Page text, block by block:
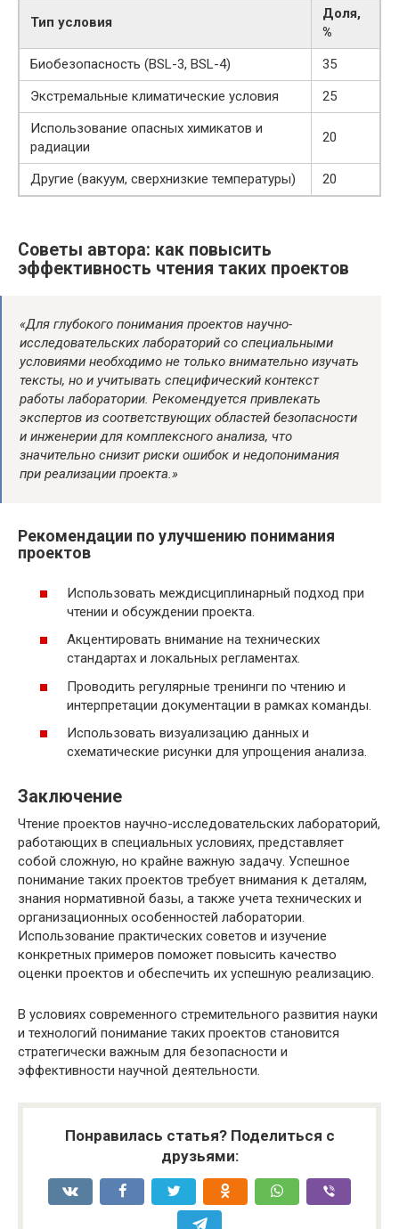
Тип условия
Доля,
%
Биобезопасность (BSL-3, BSL-4)
35
Экстремальные климатические условия
25
Использование опасных химикатов и
радиации
20
Другие (вакуум, сверхнизкие температуры) 20
Советы автора: как повысить
эффективность чтения таких проектов
«Для глубокого понимания проектов научно-
исследовательских лабораторий со специальными
условиями необходимо не только внимательно изучать
тексты, но и учитывать специфический контекст
работы лаборатории. Рекомендуется привлекать
экспертов из соответствующих областей безопасности
и инженерии для комплексного анализа, что
значительно снизит риски ошибок и недопонимания
при реализации проекта.»
Рекомендации по улучшению понимания
проектов
Использовать междисциплинарный подход при
чтении и обсуждении проекта.
Акцентировать внимание на технических
стандартах и локальных регламентах.
Проводить регулярные тренинги по чтению и
интерпретации документации в рамках команды.
Использовать визуализацию данных и
схематические рисунки для упрощения анализа.
Заключение
Чтение проектов научно-исследовательских лабораторий,
работающих в специальных условиях, представляет
собой сложную, но крайне важную задачу. Успешное
понимание таких проектов требует внимания к деталям,
знания нормативной базы, а также учета технических и
организационных особенностей лаборатории.
Использование практических советов и изучение
конкретных примеров поможет повысить качество
оценки проектов и обеспечить их успешную реализацию.
В условиях современного стремительного развития науки
и технологий понимание таких проектов становится
стратегически важным для безопасности и
эффективности научной деятельности.
Понравилась статья? Поделиться с
друзьями: